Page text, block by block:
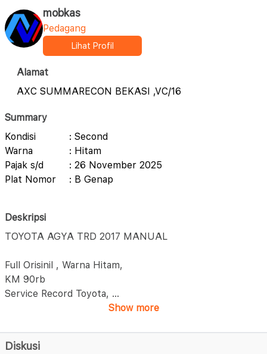
mobkas
Pedagang
Lihat Profil
Alamat
AXC SUMMARECON BEKASI ,VC/16
Summary
Kondisi
: Second
Warna
: Hitam
Pajak s/d
: 26 November 2025
Plat Nomor
: B Genap
Deskripsi
TOYOTA AGYA TRD 2017 MANUAL
Full Orisinil , Warna Hitam,
KM 90rb
Service Record Toyota, ...
Show more
Diskusi